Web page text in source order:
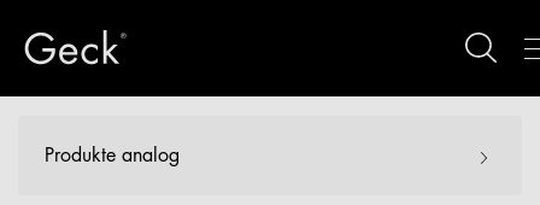
Produkte analog